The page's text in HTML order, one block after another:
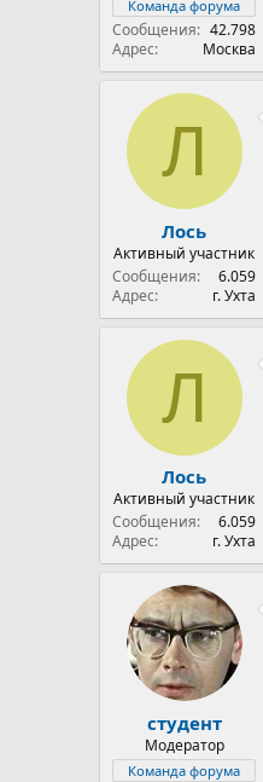
Команда форума
Сообщения
42.798
Адрес
Москва
Л
Лось
Активный участник
Сообщения
6.059
Адрес
г. Ухта
Л
Лось
Активный участник
Сообщения
6.059
Адрес
г. Ухта
студент
Модератор
Команда форума